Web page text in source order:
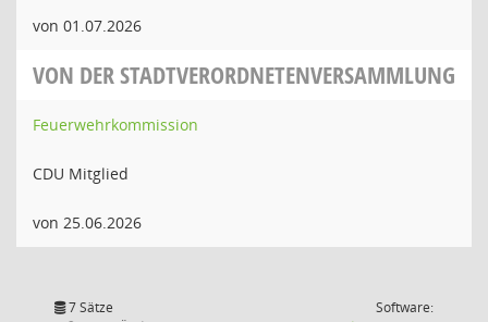
von 01.07.2026
VON DER STADTVERORDNETENVERSAMMLUNG
Feuerwehrkommission
CDU Mitglied
von 25.06.2026
7 Sätze
Software: